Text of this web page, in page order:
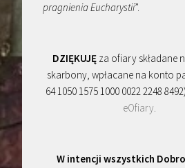
pragnienia Eucharystii”.
DZIĘKUJĘza ofiary składane
skarbony, wpłacane na konto
64 1050 1575 1000 0022 2248
eOfiary.
W intencji wszystkich